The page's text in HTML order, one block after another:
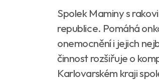
Spolek Maminy s
republice. Pomáhá
onemocnění i jejich
činnost rozšiřuje o
Karlovarském kraji